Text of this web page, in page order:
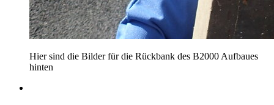
Hier sind die Bilder für die Rückbank des B2000 Aufbaues
hinten